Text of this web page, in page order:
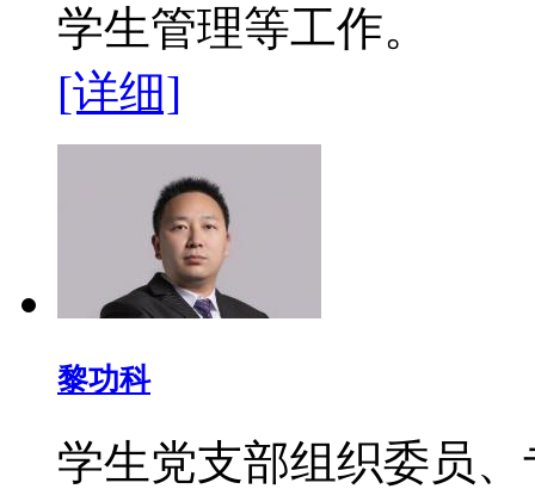
学生管理等工作。
[详细]
黎功科
学生党支部组织委